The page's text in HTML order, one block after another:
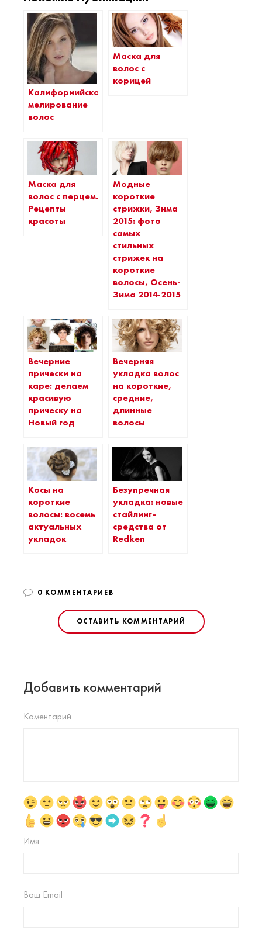
Калифорнийское
мелирование
волос
Маска для
волос с
корицей
Маска для
волос с перцем.
Рецепты
красоты
Модные
короткие
стрижки, Зима
2015: фото
самых
стильных
стрижек на
короткие
волосы, Осень-
Зима 2014-2015
Вечерние
прически на
каре: делаем
красивую
прическу на
Новый год
Вечерняя
укладка волос
на короткие,
средние,
длинные
волосы
Косы на
короткие
волосы: восемь
актуальных
укладок
Безупречная
укладка: новые
стайлинг-
средства от
Redken
0 КОММЕНТАРИЕВ
ОСТАВИТЬ КОММЕНТАРИЙ
Добавить комментарий
Коментарий
Имя
Ваш Email